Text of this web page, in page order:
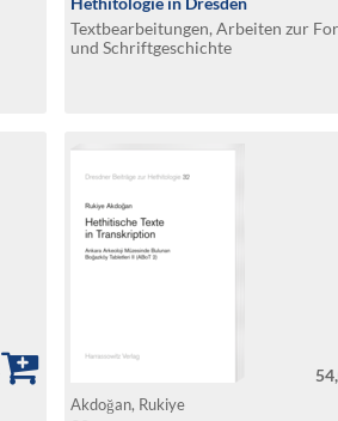
Textbearbeitungen, Arbeiten zur
und Schriftgeschichte
Akdoğan, Rukiye